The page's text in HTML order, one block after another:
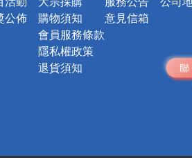
公佈
購物須知
會員服務條款
隱私權政策
退貨須知
意見信箱